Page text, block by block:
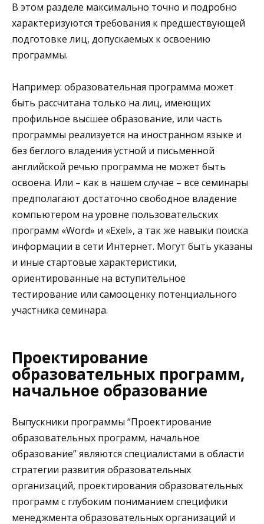
В этом разделе максимально точно и подробно
характеризуются требования к предшествующей
подготовке лиц, допускаемых к освоению
программы.
Например: образовательная программа может
быть рассчитана только на лиц, имеющих
профильное высшее образование, или часть
программы реализуется на иностранном языке и
без беглого владения устной и письменной
английской речью программа не может быть
освоена. Или – как в нашем случае – все семинары
предполагают достаточно свободное владение
компьютером на уровне пользовательских
программ «Word» и «Exel», а так же навыки поиска
информации в сети Интернет. Могут быть указаны
и иные стартовые характеристики,
ориентированные на вступительное
тестирование или самооценку потенциального
участника семинара.
Проектирование
образовательных программ,
начальное образование
Выпускники программы “Проектирование
образовательных программ, начальное
образование” являются специалистами в области
стратегии развития образовательных
организаций, проектирования образовательных
программ с глубоким пониманием специфики
менеджмента образовательных организаций и